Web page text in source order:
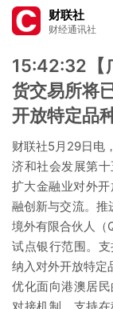
财联社
财经通讯社
15:42:32【
货交易所将
开放特定品
财联社5月29日电
济和社会发展第
扩大金融业对外
融创新与交流。推
境外有限合伙人（
试点银行范围。
纳入对外开放特定
优化面向港澳居